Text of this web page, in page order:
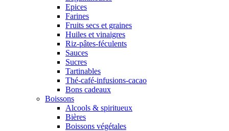
Epices
Farines
Fruits secs et graines
Huiles et vinaigres
Riz-pâtes-féculents
Sauces
Sucres
Tartinables
Thé-café-infusions-cacao
Bons cadeaux
Boissons
Alcools & spiritueux
Bières
Boissons végétales